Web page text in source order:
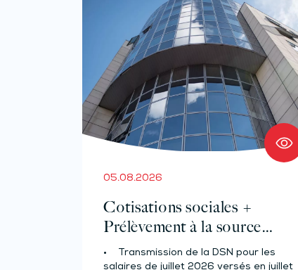
05.08.2026
Cotisations sociales +
Prélèvement à la source
pour les salariés et assimilés
(effectif d’au moins 50
• Transmission de la DSN pour les
salaires de juillet 2026 versés en juillet